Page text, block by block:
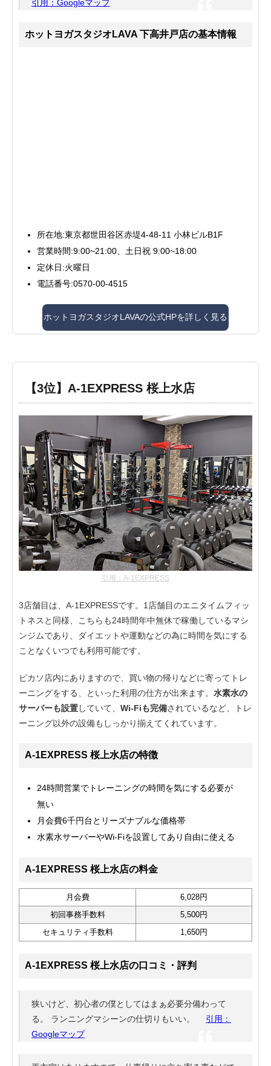
引用：Googleマップ
ホットヨガスタジオLAVA 下高井戸店の基本情報
所在地:東京都世田谷区赤堤4-48-11 小林ビルB1F
営業時間:9:00~21:00、土日祝 9:00~18:00
定休日:火曜日
電話番号:0570-00-4515
ホットヨガスタジオLAVAの公式HPを詳しく見る
【3位】A-1EXPRESS 桜上水店
引用：A-1EXPRESS
3店舗目は、A-1EXPRESSです。1店舗目のエニタイムフィッ
トネスと同様、こちらも24時間年中無休で稼働しているマシ
ンジムであり、ダイエットや運動などの為に時間を気にする
ことなくいつでも利用可能です。
ピカソ店内にありますので、買い物の帰りなどに寄ってトレ
ーニングをする、といった利用の仕方が出来ます。 水素水の
サーバーも設置していて、 Wi-Fiも完備されているなど、トレ
ーニング以外の設備もしっかり揃えてくれています。
A-1EXPRESS 桜上水店の特徴
24時間営業でトレーニングの時間を気にする必要が
無い
月会費6千円台とリーズナブルな価格帯
水素水サーバーやWi-Fiを設置してあり自由に使える
A-1EXPRESS 桜上水店の料金
月会費
6,028円
初回事務手数料
5,500円
セキュリティ手数料
1,650円
A-1EXPRESS 桜上水店の口コミ・評判
狭いけど、初心者の僕としてはまぁ必要分備わって
る。 ランニングマシーンの仕切りもいい。 引用：
Googleマップ